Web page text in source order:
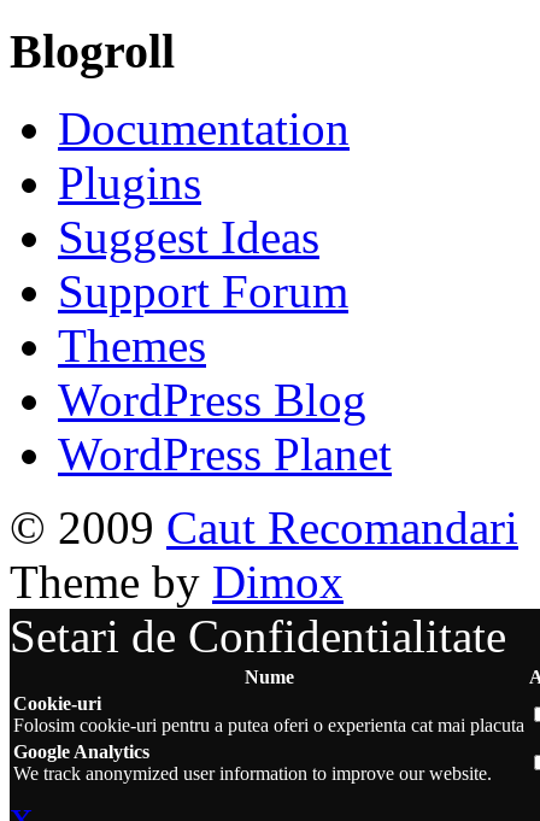
Blogroll
Documentation
Plugins
Suggest Ideas
Support Forum
Themes
WordPress Blog
WordPress Planet
© 2009 Caut Recomandari
Theme by Dimox
Setari de Confidentialitate
Nume
Cookie-uri
Folosim cookie-uri pentru a putea oferi o experienta cat mai placuta
Google Analytics
We track anonymized user information to improve our website.